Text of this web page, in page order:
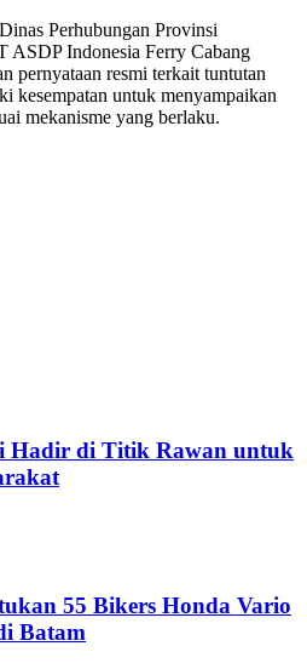
Perhubungan Provinsi
ASDP Indonesia Ferry Cabang
pernyataan resmi terkait tuntutan
kesempatan untuk menyampaikan
mekanisme yang berlaku.
Hadir di Titik Rawan untuk
55 Bikers Honda Vario
Batam